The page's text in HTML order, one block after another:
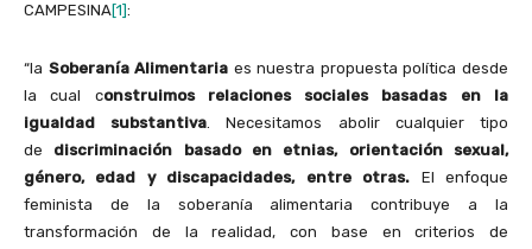
CAMPESINA[1]:
“la Soberanía Alimentaria es nuestra propuesta política desde
la cual construimos relaciones sociales basadas en la
igualdad substantiva. Necesitamos abolir cualquier tipo
de discriminación basado en etnias, orientación sexual,
género, edad y discapacidades, entre otras.
El enfoque
feminista de la soberanía alimentaria contribuye a la
transformación de la realidad, con base en criterios de